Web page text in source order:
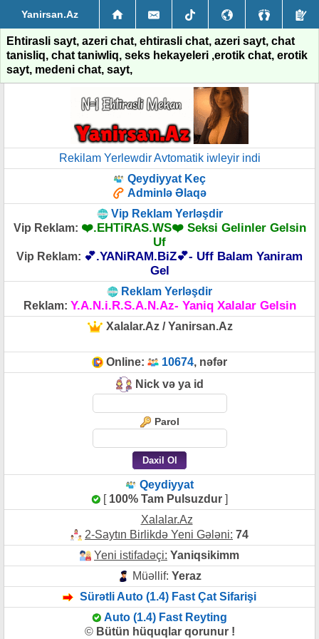
Yanirsan.Az
Ehtirasli sayt, azeri chat, ehtirasli chat, azeri sayt, chat
tanisliq, chat taniwliq, seks hekayeleri ,erotik chat, erotik
sayt, medeni chat, sayt,
Rekilam Yerlewdir Avtomatik iwleyir indi
Qeydiyyat Keç
Adminlə Əlaqə
Vip Reklam Yerləşdir
Vip Reklam: ❤️.EHTiRAS.WS❤️ Seksi Gelinler Gelsin
Uf
Vip Reklam: 💕.YANiRAM.BiZ💕- Uff Balam Yaniram
Gel
Reklam Yerləşdir
Reklam: Y.A.N.i.R.S.A.N.Az- Yaniq Xalalar Gelsin
Xalalar.Az / Yanirsan.Az
Online: 10674, nəfər
Nick və ya id
Parol
Qeydiyyat
[ 100% Tam Pulsuzdur ]
Xalalar.Az
2-Saytın Birlikdə Yeni Gələni: 74
Yeni istifadəçi: Yaniqsikimm
Müəllif: Yeraz
Sürətli Auto (1.4) Fast Çat Sifarişi
Auto (1.4) Fast Reyting
© Bütün hüquqlar qorunur !